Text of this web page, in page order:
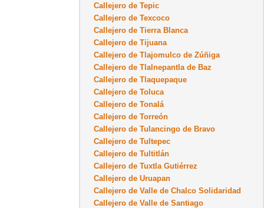
Callejero de Tepic
Callejero de Texcoco
Callejero de Tierra Blanca
Callejero de Tijuana
Callejero de Tlajomulco de Zúñiga
Callejero de Tlalnepantla de Baz
Callejero de Tlaquepaque
Callejero de Toluca
Callejero de Tonalá
Callejero de Torreón
Callejero de Tulancingo de Bravo
Callejero de Tultepec
Callejero de Tultitlán
Callejero de Tuxtla Gutiérrez
Callejero de Uruapan
Callejero de Valle de Chalco Solidaridad
Callejero de Valle de Santiago